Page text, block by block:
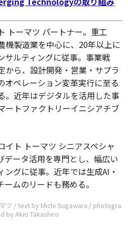
トーマツ パートナー。重工
機製造業を中心に、20年以上に
サルティングに従事。事業戦
から、設計開発・営業・サプラ
オペレーション変革実行に至る
。近年はデジタルを活用した事
ートファクトリーイニシアチブ
イト トーマツ シニアスペシャ
データ活用を専門とし、幅広い
グに従事。近年では生成AI・
ムのリードも務める。
ツ / text by Michi Sugawara / photogra
by Akio Takashiro